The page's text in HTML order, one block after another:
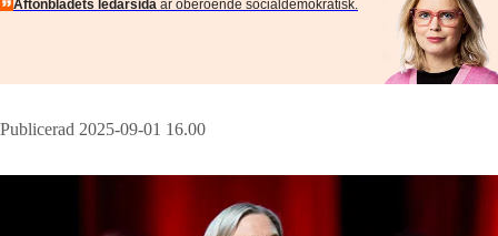
Aftonbladets ledarsida är oberoende socialdemokratisk.
Publicerad 2025-09-01 16.00